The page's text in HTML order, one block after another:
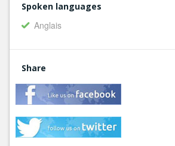
Spoken languages
Anglais
Share